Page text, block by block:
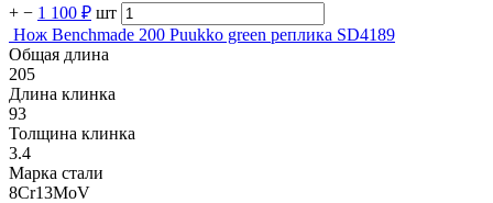
+ − 1 100 ₽ шт
Нож Benchmade 200 Puukko green реплика SD4189
Общая длина
205
Длина клинка
93
Толщина клинка
3.4
Марка стали
8Cr13MoV